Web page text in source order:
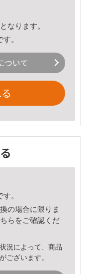
なります。
。
ついて
。
の場合に限りま
ら をご確認くだ
況によって、商品
ございます。